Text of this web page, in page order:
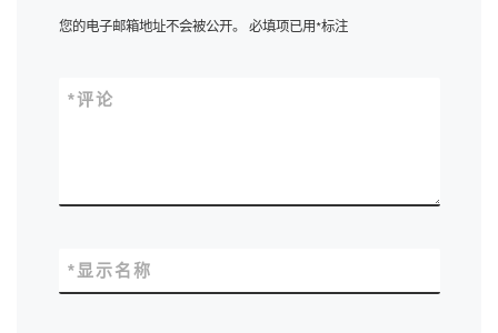
您的电子邮箱地址不会被公开。 必填项已用*标注
评论
*
显示名称
*